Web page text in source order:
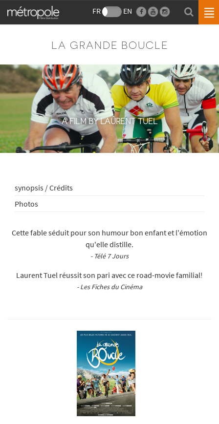
FR EN
LA GRANDE BOUCLE
A FILM BY LAURENT TUEL
synopsis / Crédits
Photos
Cette fable séduit pour son humour bon enfant et l'émotion
qu'elle distille.
- Télé 7 Jours
Laurent Tuel réussit son pari avec ce road-movie familial!
- Les Fiches du Cinéma